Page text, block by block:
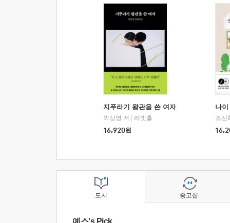
지푸라기 왕관을 쓴 여자
박상영 저
래빗홀
16,920원
나
조선
도서
예스's Pick
중고샵